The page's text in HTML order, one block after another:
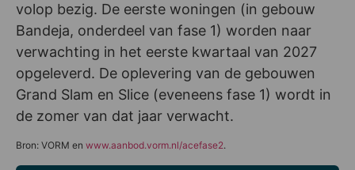
volop bezig. De eerste woningen (in gebouw
Bandeja, onderdeel van fase 1) worden naar
verwachting in het eerste kwartaal van 2027
opgeleverd. De oplevering van de gebouwen
Grand Slam en Slice (eveneens fase 1) wordt in
de zomer van dat jaar verwacht.
Bron: VORM en www.aanbod.vorm.nl/acefase2.